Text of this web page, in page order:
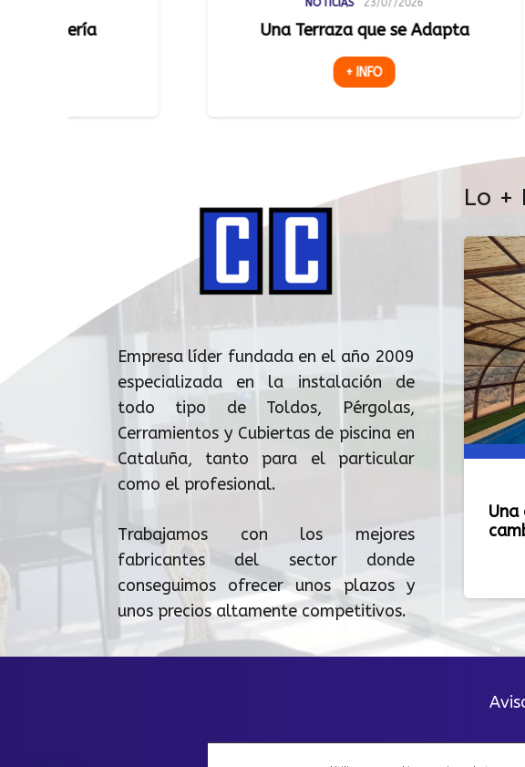
Una Terraza que se Adapta La Terraza
Empresa líder fundada en el año 2009
especializada en la instalación de
todo tipo de Toldos, Pérgolas,
Cerramientos y Cubiertas de piscina en
Cataluña, tanto para el particular
como el profesional.
Trabajamos con los mejores
fabricantes del sector donde
conseguimos ofrecer unos plazos y
unos precios altamente competitivos.
Lo +
Una